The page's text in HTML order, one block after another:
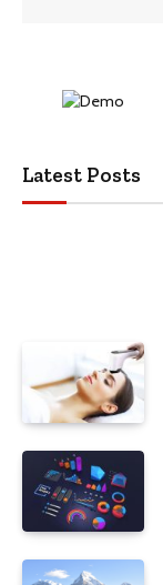
Latest Posts